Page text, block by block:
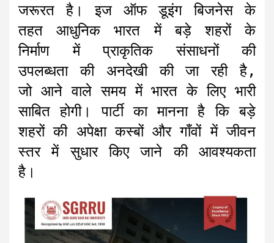
जरूरत है। इज ऑफ डूइंग बिजनेस के
तहत आधुनिक भारत में बड़े शहरों के
निर्माण में प्राकृतिक संसाधनों की
उपलब्धता की अनदेखी की जा रही है,
जो आने वाले समय में भारत के लिए भारी
साबित होगी। पार्टी का मानना है कि बड़े
शहरों की अपेक्षा कस्बों और गाँवों में जीवन
स्तर में सुधार किए जाने की आवश्यकता
है।